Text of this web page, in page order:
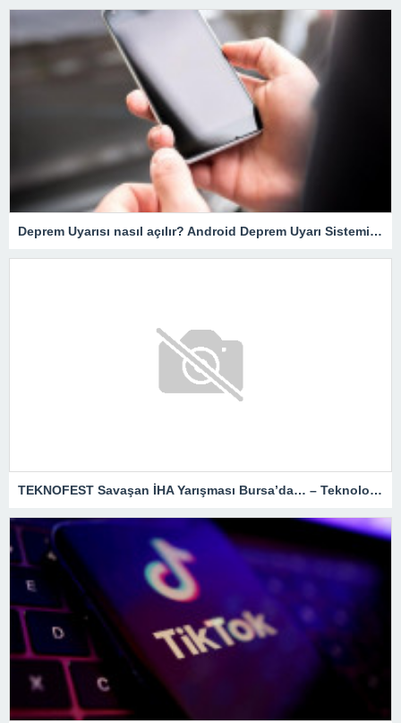
Deprem Uyarısı nasıl açılır? Android Deprem Uyarı Sistemi Nasıl Çalışır? İOS, iPhone… Deprem Uyarı sistemi nedir?
TEKNOFEST Savaşan İHA Yarışması Bursa’da… – Teknoloji Haberleri